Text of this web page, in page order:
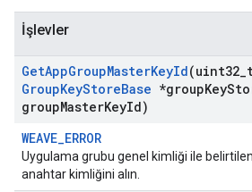
İşlevler
GetAppGroupMasterKeyId(uint32
GroupKeyStoreBase *groupKey
groupMasterKeyId)
WEAVE_ERROR
Uygulama grubu genel kimliği ile
anahtar kimliğini alın.